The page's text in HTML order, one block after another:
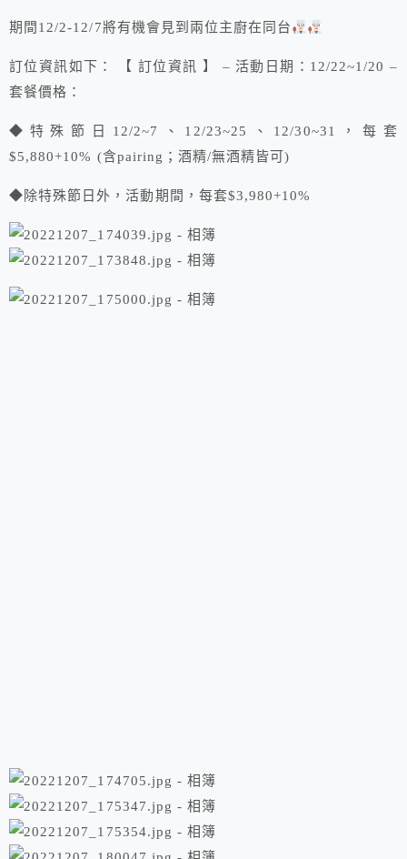
期間12/2-12/7將有機會見到兩位主廚在同台
訂位資訊如下： 【 訂位資訊 】 – 活動日期：12/22~1/20 –
套餐價格：
◆特殊節日12/2~7、12/23~25、12/30~31，每套
$5,880+10% (含pairing；酒精/無酒精皆可)
◆除特殊節日外，活動期間，每套$3,980+10%